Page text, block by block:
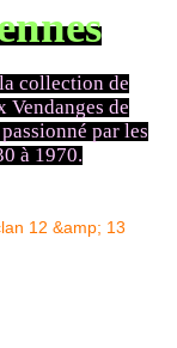
collection de
Vendanges de
par les
à 1970.